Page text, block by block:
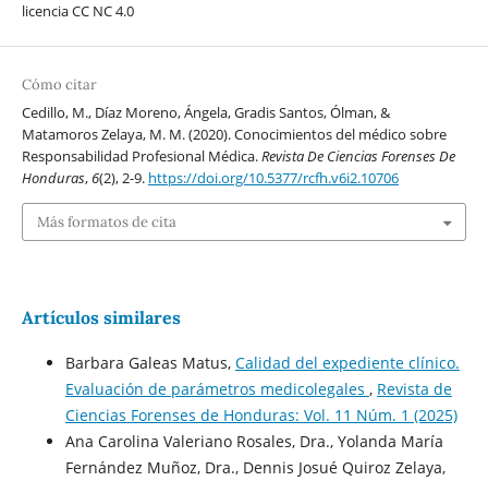
licencia CC NC 4.0
Cómo citar
Cedillo, M., Díaz Moreno, Ángela, Gradis Santos, Ólman, &
Matamoros Zelaya, M. M. (2020). Conocimientos del médico sobre
Responsabilidad Profesional Médica.Revista De Ciencias Forenses De
Honduras,6(2), 2-9. https://doi.org/10.5377/rcfh.v6i2.10706
Más formatos de cita
Artículos similares
Barbara Galeas Matus, Calidad del expediente clínico.
Evaluación de parámetros medicolegales , Revista de
Ciencias Forenses de Honduras: Vol. 11 Núm. 1 (2025)
Ana Carolina Valeriano Rosales, Dra., Yolanda María
Fernández Muñoz, Dra., Dennis Josué Quiroz Zelaya,